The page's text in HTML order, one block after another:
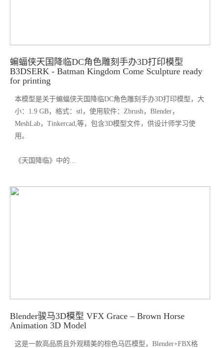
蝙蝠侠天国降临DC角色雕刻手办3D打印模型
B3DSERK - Batman Kingdom Come Sculpture ready
for printing
本模型是关于蝙蝠侠天国降临DC角色雕刻手办3D打印模型，大
小：1.9 GB，格式：stl，使用软件：Zbrush，Blender，
MeshLab，Tinkercad,等，包含3D模型文件，供设计师学习使
用。
《天国降临》中的...
Blender骏马3D模型 VFX Grace – Brown Horse
Animation 3D Model
这是一款高品质且外观精美的棕色马匹模型，Blender+FBX格